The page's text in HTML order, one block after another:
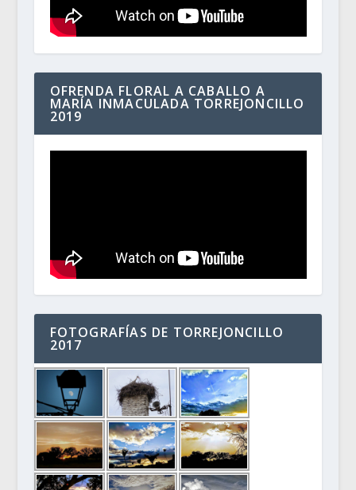
OFRENDA FLORAL A CABALLO A
MARÍA INMACULADA TORREJONCILLO
2019
FOTOGRAFÍAS DE TORREJONCILLO
2017